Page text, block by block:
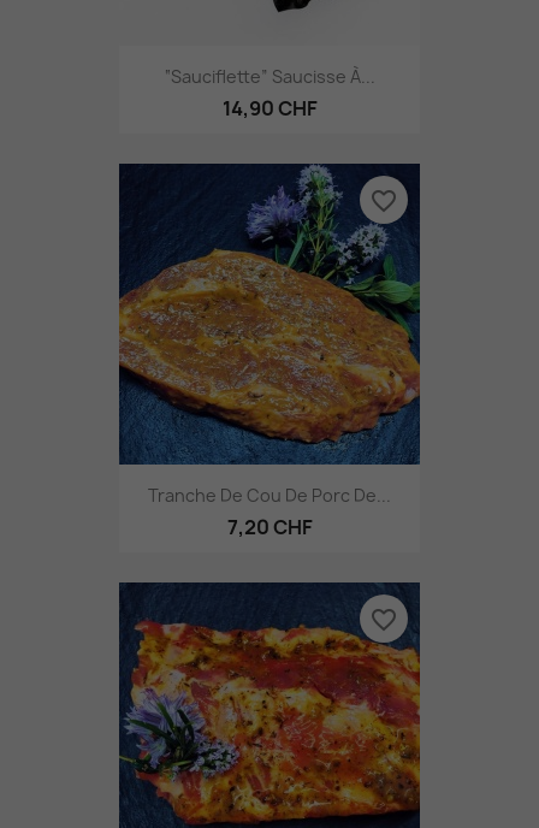
“Sauciflette” Saucisse À...
14,90 CHF
Tranche De Cou De Porc De...
7,20 CHF
favorite_border
favorite_border